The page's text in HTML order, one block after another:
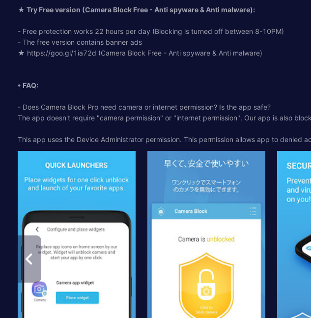
★ Try Free version (Camera Block Free - Anti spyware & Anti malware):
- Free protection works 22 hours per day (Blocking is turned off between 8-10PM)
- The free version contains banner ads
★ https://goo.gl/1ia72d (Camera Block Free - Anti spyware & Anti malware)
• FAQ:
- Does Camera Block Pro need camera or internet permission? Is the app safe?
The app doesn't require "camera permission" or "internet permission". Our app is also
This app uses the Device Administrator permission. This permission allows app to denied